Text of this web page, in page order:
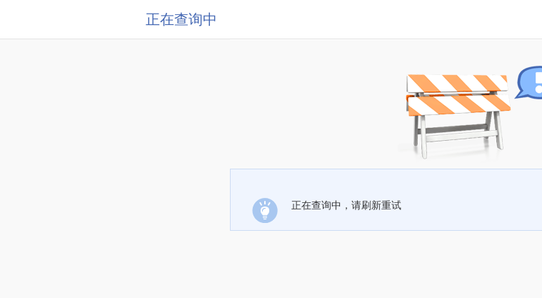
正在查询中
正在查询中，请刷新重试